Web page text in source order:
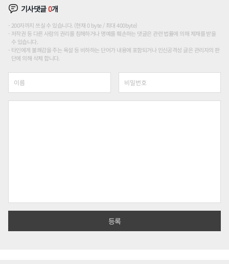
기사댓글0개
200자까지 쓰실 수 있습니다. (현재 0 byte / 최대 400byte)
저작권 등 다른 사람의 권리를 침해하거나 명예를 훼손하는 댓글은 관련 법률에 의해 제재를 받을
수 있습니다.
타인에게 불쾌감을 주는 욕설 등 비하하는 단어가 내용에 포함되거나 인신공격성 글은 관리자의 판
단에 의해 삭제 합니다.